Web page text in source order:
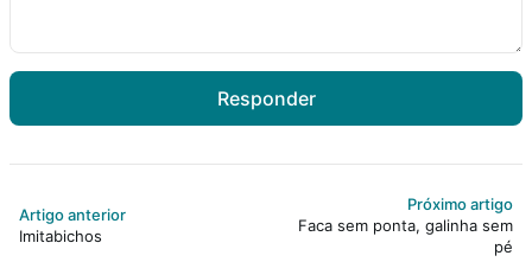
Responder
Artigo anterior
Imitabichos
Próximo artigo
Faca sem ponta, galinha sem
pé